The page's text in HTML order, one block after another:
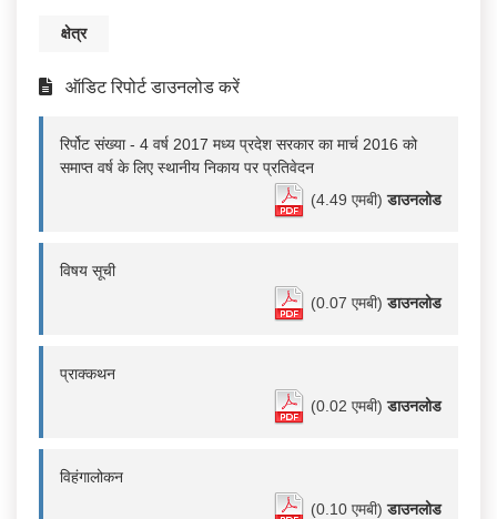
क्षेत्र
ऑडिट रिपोर्ट डाउनलोड करें
रिर्पोट संख्या - 4 वर्ष 2017 मध्य प्रदेश सरकार का मार्च 2016 को
समाप्त वर्ष के लिए स्थानीय निकाय पर प्रतिवेदन
(4.49 एमबी)डाउनलोड
विषय सूची
(0.07 एमबी)डाउनलोड
प्राक्कथन
(0.02 एमबी)डाउनलोड
विहंगालोकन
(0.10 एमबी)डाउनलोड